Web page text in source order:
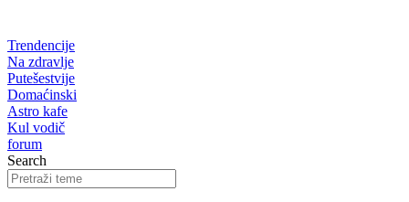
Trendencije
Na zdravlje
Putešestvije
Domaćinski
Astro kafe
Kul vodič
forum
Search